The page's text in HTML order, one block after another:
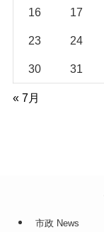
16 17
23 24
30 31
« 7月
市政 News